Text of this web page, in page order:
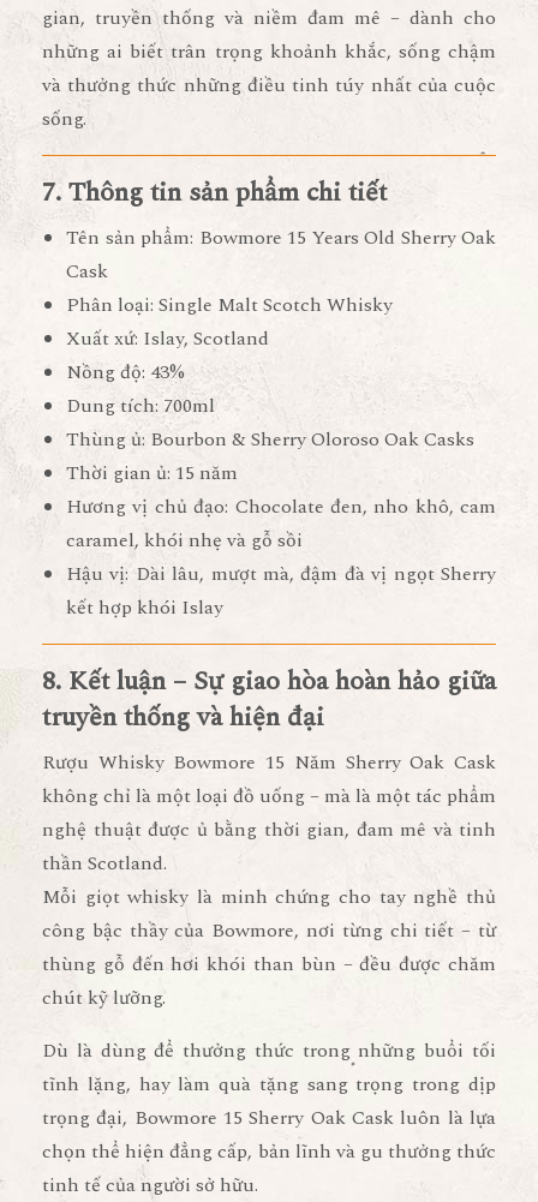
gian, truyền thống và niềm đam mê – dành cho
những ai biết trân trọng khoảnh khắc, sống chậm
và thưởng thức những điều tinh túy nhất của cuộc
sống.
7. Thông tin sản phẩm chi tiết
Tên sản phẩm: Bowmore 15 Years Old Sherry Oak
Cask
Phân loại: Single Malt Scotch Whisky
Xuất xứ: Islay, Scotland
Nồng độ: 43%
Dung tích:700ml
Thùng ủ: Bourbon & Sherry Oloroso Oak Casks
Thời gian ủ: 15 năm
Hương vị chủ đạo: Chocolate đen, nho khô, cam
caramel, khói nhẹ và gỗ sồi
Hậu vị: Dài lâu, mượt mà, đậm đà vị ngọt Sherry
kết hợp khói Islay
8. Kết luận – Sự giao hòa hoàn hảo giữa
truyền thống và hiện đại
Rượu Whisky Bowmore 15 Năm Sherry Oak Cask
không chỉ là một loại đồ uống – mà là một tác phẩm
nghệ thuật được ủ bằng thời gian, đam mê và tinh
thần Scotland.
Mỗi giọt whisky là minh chứng cho tay nghề thủ
công bậc thầy của Bowmore, nơi từng chi tiết – từ
thùng gỗ đến hơi khói than bùn – đều được chăm
chút kỹ lưỡng.
Dù là dùng để thưởng thức trong những buổi tối
tĩnh lặng, hay làm quà tặng sang trọng trong dịp
trọng đại, Bowmore 15 Sherry Oak Cask luôn là lựa
chọn thể hiệnđẳng cấp, bản lĩnh và gu thưởng thức
tinh tếcủa người sở hữu.